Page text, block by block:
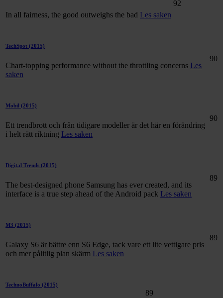
In all fairness, the good outweighs the bad Les saken
92
TechSpot (2015)
Chart-topping performance without the throttling concerns Les
saken
90
Mobil (2015)
Ett trendbrott och från tidigare modeller är det här en förändring
i helt rätt riktning Les saken
90
Digital Trends (2015)
The best-designed phone Samsung has ever created, and its
interface is a true step ahead of the Android pack Les saken
89
M3 (2015)
Galaxy S6 är bättre enn S6 Edge, tack vare ett lite vettigare pris
och mer pålitlig plan skärm Les saken
89
TechnoBuffalo (2015)
89